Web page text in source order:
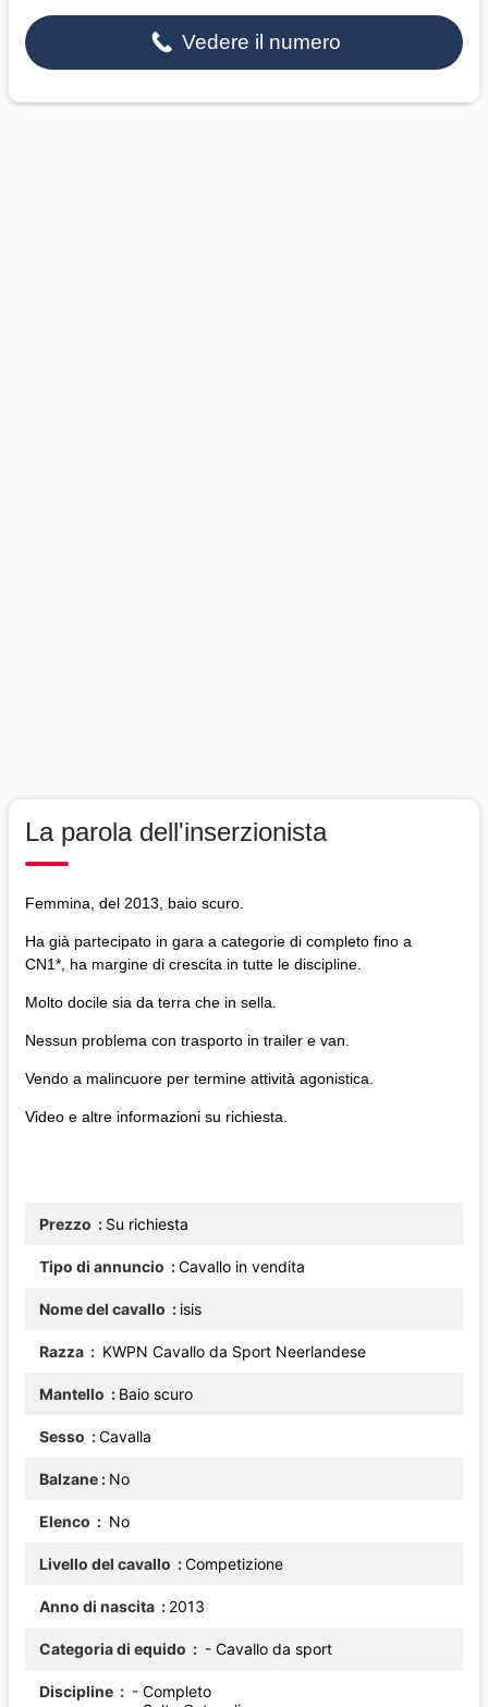
Vedere il numero
La parola dell'inserzionista
Femmina, del 2013, baio scuro.
Ha già partecipato in gara a categorie di completo fino a
CN1*, ha margine di crescita in tutte le discipline.
Molto docile sia da terra che in sella.
Nessun problema con trasporto in trailer e van.
Vendo a malincuore per termine attività agonistica.
Video e altre informazioni su richiesta.
Prezzo Su richiesta
Tipo di annuncio Cavallo in vendita
Nome del cavallo isis
Razza KWPN Cavallo da Sport Neerlandese
Mantello Baio scuro
Sesso Cavalla
Balzane No
Elenco No
Livello del cavallo Competizione
Anno di nascita 2013
Categoria di equido - Cavallo da sport
Discipline
- Completo